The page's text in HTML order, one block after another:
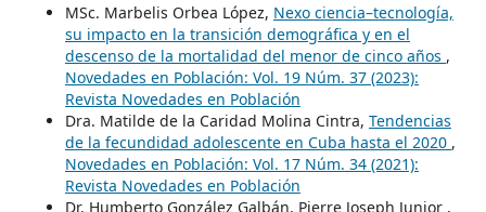
MSc. Marbelis Orbea López, Nexo ciencia–tecnología,
su impacto en la transición demográfica y en el
descenso de la mortalidad del menor de cinco años ,
Novedades en Población: Vol. 19 Núm. 37 (2023):
Revista Novedades en Población
Dra. Matilde de la Caridad Molina Cintra, Tendencias
de la fecundidad adolescente en Cuba hasta el 2020 ,
Novedades en Población: Vol. 17 Núm. 34 (2021):
Revista Novedades en Población
Dr. Humberto González Galbán, Pierre Joseph Junior ,